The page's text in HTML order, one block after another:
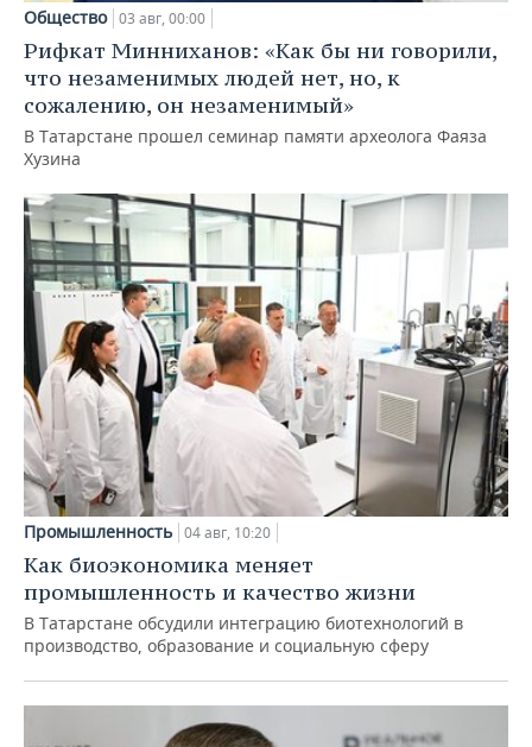
Общество 03 авг, 00:00
Рифкат Минниханов: «Как бы ни говорили,
что незаменимых людей нет, но, к
сожалению, он незаменимый»
В Татарстане прошел семинар памяти археолога Фаяза
Хузина
Промышленность 04 авг, 10:20
Как биоэкономика меняет
промышленность и качество жизни
В Татарстане обсудили интеграцию биотехнологий в
производство, образование и социальную сферу